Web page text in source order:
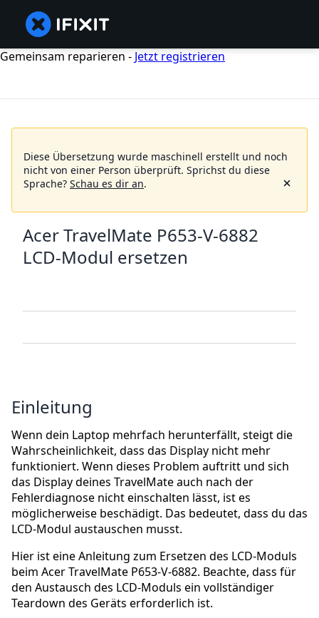
Gemeinsam reparieren - Jetzt registrieren
Diese Übersetzung wurde maschinell erstellt und noch
nicht von einer Person überprüft. Sprichst du diese
Sprache? Schau es dir an.
Acer TravelMate P653-V-6882
LCD-Modul ersetzen
Einleitung
Wenn dein Laptop mehrfach herunterfällt, steigt die
Wahrscheinlichkeit, dass das Display nicht mehr
funktioniert. Wenn dieses Problem auftritt und sich
das Display deines TravelMate auch nach der
Fehlerdiagnose nicht einschalten lässt, ist es
möglicherweise beschädigt. Das bedeutet, dass du das
LCD-Modul austauschen musst.
Hier ist eine Anleitung zum Ersetzen des LCD-Moduls
beim Acer TravelMate P653-V-6882. Beachte, dass für
den Austausch des LCD-Moduls ein vollständiger
Teardown des Geräts erforderlich ist.